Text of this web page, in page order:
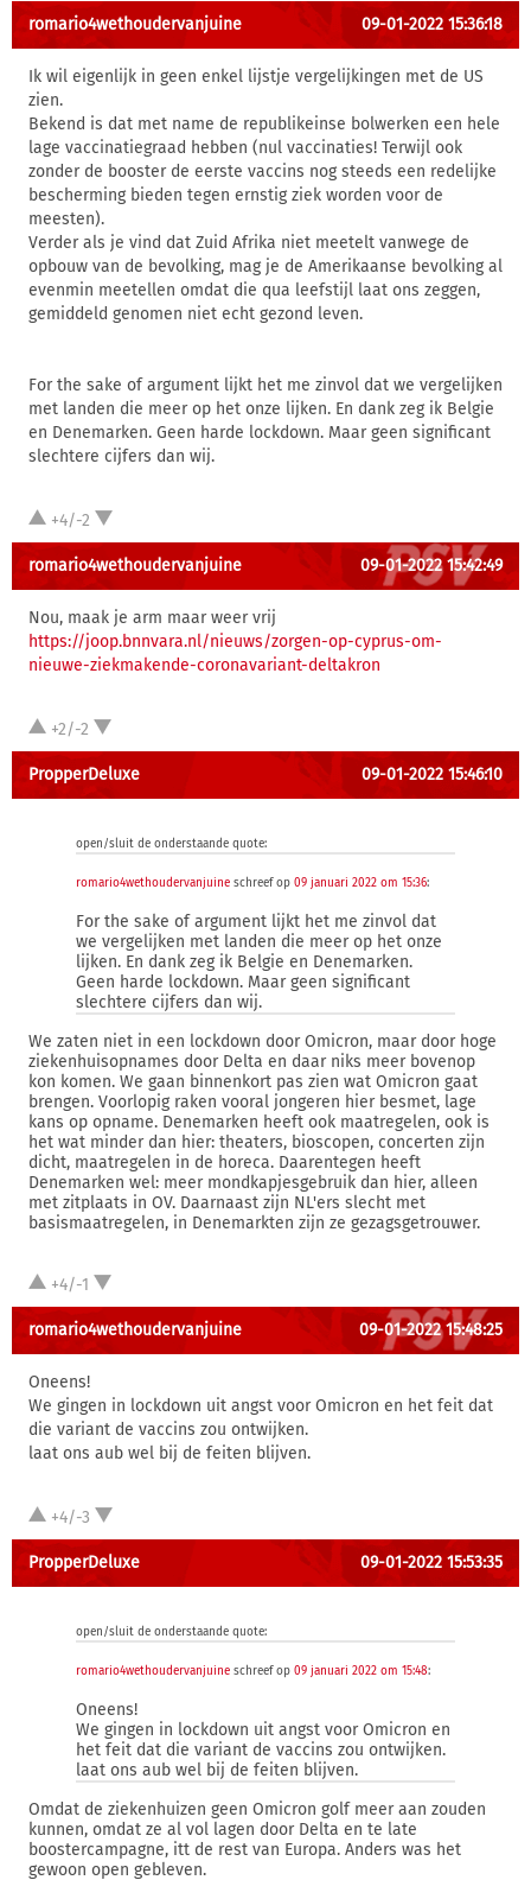
romario4wethoudervanjuine 09-01-2022 15:36:18
Ik wil eigenlijk in geen enkel lijstje vergelijkingen met de US
zien.
Bekend is dat met name de republikeinse bolwerken een hele
lage vaccinatiegraad hebben (nul vaccinaties! Terwijl ook
zonder de booster de eerste vaccins nog steeds een redelijke
bescherming bieden tegen ernstig ziek worden voor de
meesten).
Verder als je vind dat Zuid Afrika niet meetelt vanwege de
opbouw van de bevolking, mag je de Amerikaanse bevolking al
evenmin meetellen omdat die qua leefstijl laat ons zeggen,
gemiddeld genomen niet echt gezond leven.
For the sake of argument lijkt het me zinvol dat we vergelijken
met landen die meer op het onze lijken. En dank zeg ik Belgie
en Denemarken. Geen harde lockdown. Maar geen significant
slechtere cijfers dan wij.
+4/-2
romario4wethoudervanjuine 09-01-2022 15:42:49
Nou, maak je arm maar weer vrij
https://joop.bnnvara.nl/nieuws/zorgen-op-cyprus-om-
nieuwe-ziekmakende-coronavariant-deltakron
+2/-2
PropperDeluxe 09-01-2022 15:46:10
open/sluit de onderstaande quote:
romario4wethoudervanjuine schreef op 09 januari 2022 om 15:36:
For the sake of argument lijkt het me zinvol dat
we vergelijken met landen die meer op het onze
lijken. En dank zeg ik Belgie en Denemarken.
Geen harde lockdown. Maar geen significant
slechtere cijfers dan wij.
We zaten niet in een lockdown door Omicron, maar door hoge
ziekenhuisopnames door Delta en daar niks meer bovenop
kon komen. We gaan binnenkort pas zien wat Omicron gaat
brengen. Voorlopig raken vooral jongeren hier besmet, lage
kans op opname. Denemarken heeft ook maatregelen, ook is
het wat minder dan hier: theaters, bioscopen, concerten zijn
dicht, maatregelen in de horeca. Daarentegen heeft
Denemarken wel: meer mondkapjesgebruik dan hier, alleen
met zitplaats in OV. Daarnaast zijn NL'ers slecht met
basismaatregelen, in Denemarkten zijn ze gezagsgetrouwer.
+4/-1
romario4wethoudervanjuine 09-01-2022 15:48:25
Oneens!
We gingen in lockdown uit angst voor Omicron en het feit dat
die variant de vaccins zou ontwijken.
laat ons aub wel bij de feiten blijven.
+4/-3
PropperDeluxe 09-01-2022 15:53:35
open/sluit de onderstaande quote:
romario4wethoudervanjuine schreef op 09 januari 2022 om 15:48:
Oneens!
We gingen in lockdown uit angst voor Omicron en
het feit dat die variant de vaccins zou ontwijken.
laat ons aub wel bij de feiten blijven.
Omdat de ziekenhuizen geen Omicron golf meer aan zouden
kunnen, omdat ze al vol lagen door Delta en te late
boostercampagne, itt de rest van Europa. Anders was het
gewoon open gebleven.